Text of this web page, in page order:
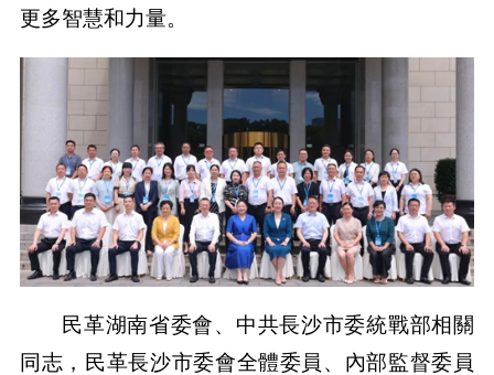
更多智慧和力量。
民革湖南省委會、中共長沙市委統戰部相關
同志，民革長沙市委會全體委員、內部監督委員